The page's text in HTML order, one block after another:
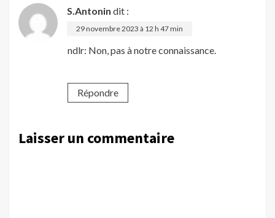
S.Antonin dit :
29 novembre 2023 à 12 h 47 min
ndlr: Non, pas à notre connaissance.
Répondre
Laisser un commentaire